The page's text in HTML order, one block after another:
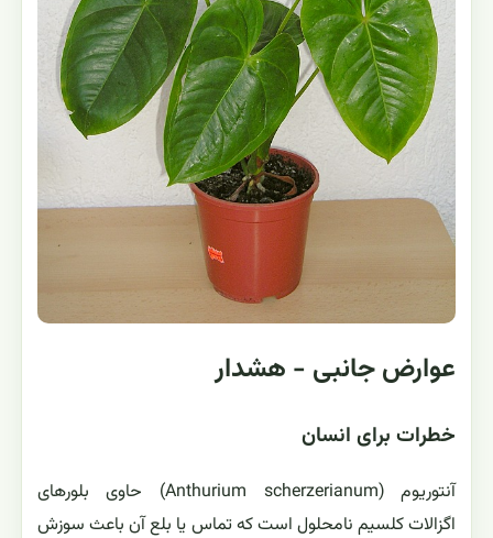
عوارض جانبی - هشدار
خطرات برای انسان
آنتوریوم (Anthurium scherzerianum) حاوی بلورهای
اگزالات کلسیم نامحلول است که تماس یا بلع آن باعث سوزش